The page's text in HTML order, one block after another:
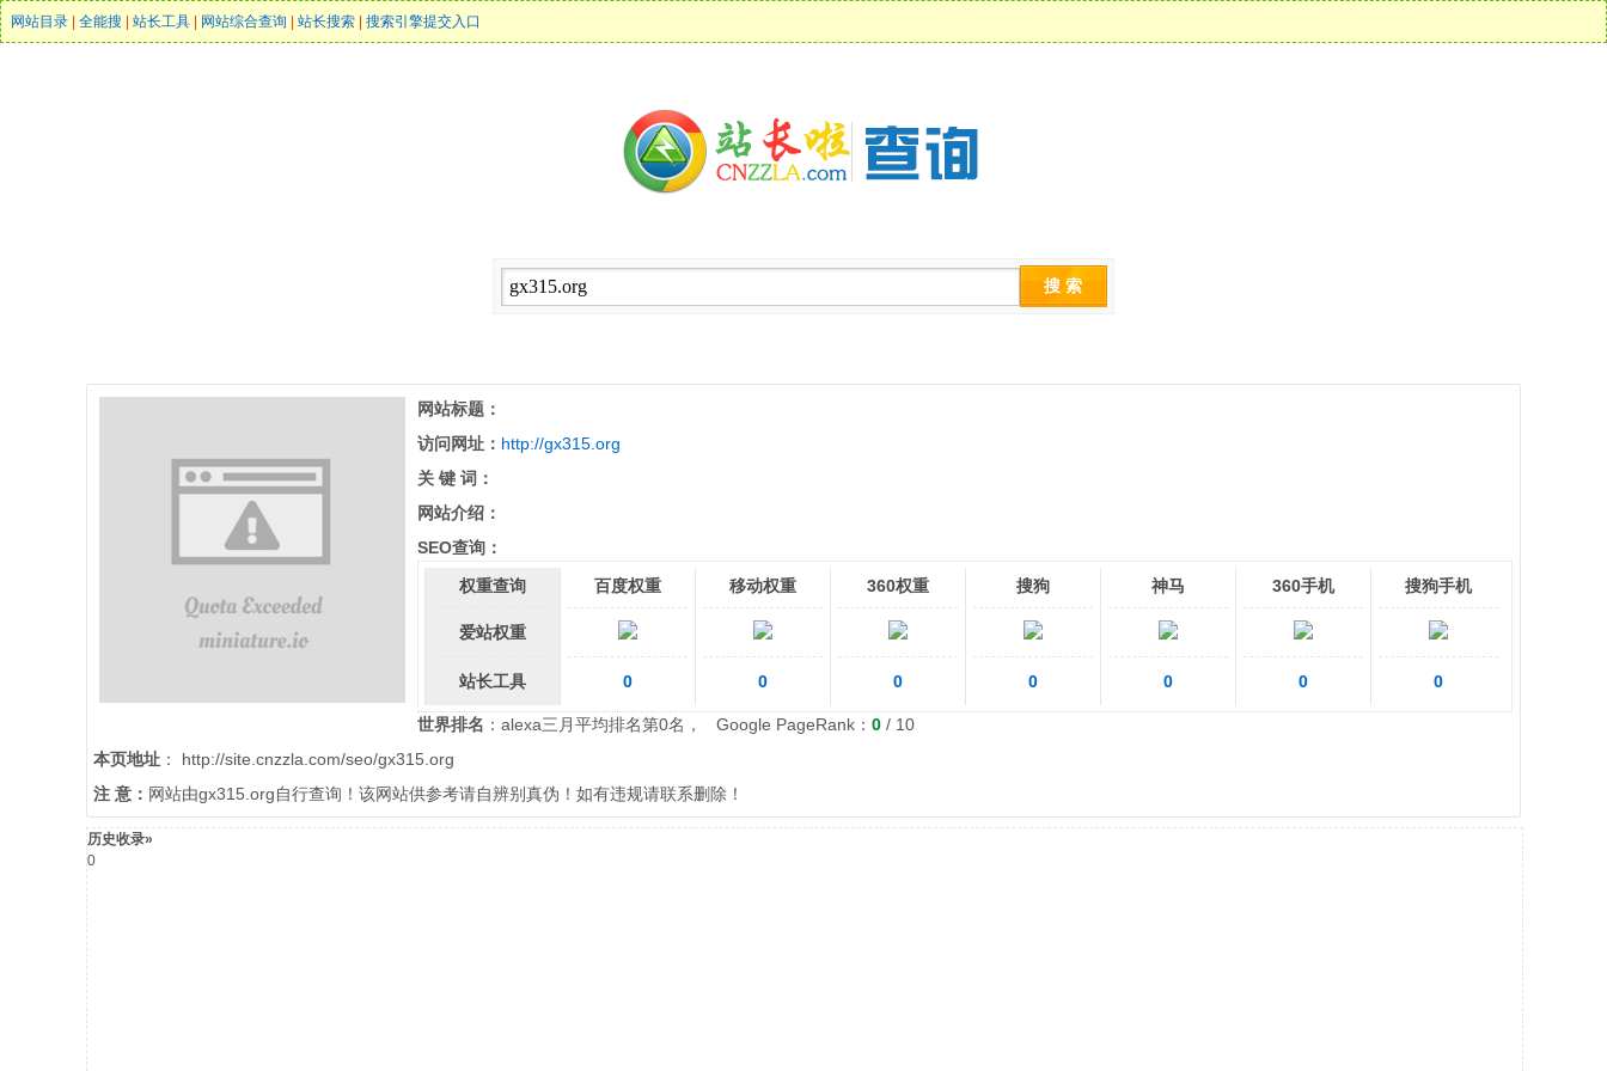
网站目录 全能搜 站长工具 网站综合查询 站长搜索 搜索引擎提交入口
网站标题：
访问网址： http://gx315.org
关 键 词：
网站介绍：
SEO查询：
权重查询
爱站权重
站长工具
百度权重
0
移动权重
0
360权重
0
搜狗
0
神马
0
360手机
0
搜狗手机
0
世界排名 ：alexa三月平均排名第0名， Google PageRank： 0 / 10
本页地址 ： http://site.cnzzla.com/seo/gx315.org
注 意： 网站由gx315.org自行查询！该网站供参考请自辨别真伪！如有违规请联系删除！
历史收录»
0